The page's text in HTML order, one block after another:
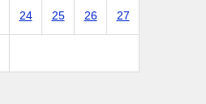
24 25 26 27